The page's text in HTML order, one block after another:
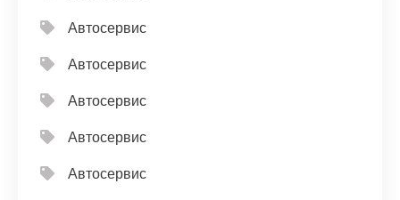
Автосервис
Автосервис
Автосервис
Автосервис
Автосервис